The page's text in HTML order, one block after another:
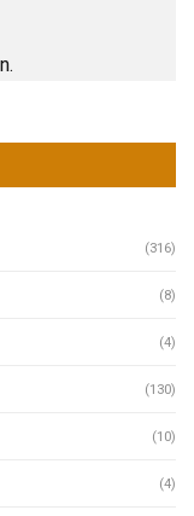
(316)
(8)
(4)
(130)
(10)
(4)